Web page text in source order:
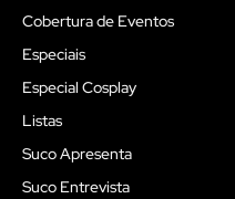
Cobertura de Eventos
Especiais
Especial Cosplay
Listas
Suco Apresenta
Suco Entrevista